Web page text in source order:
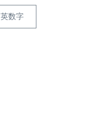
英数字